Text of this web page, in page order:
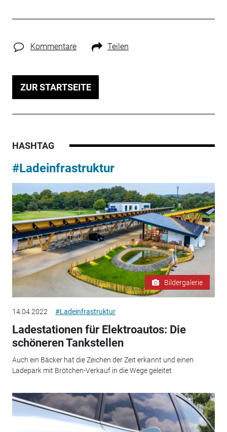
Kommentare Teilen
ZUR STARTSEITE
HASHTAG
#Ladeinfrastruktur
Bildergalerie
14.04.2022 #Ladeinfrastruktur
Ladestationen für Elektroautos: Die
schöneren Tankstellen
Auch ein Bäcker hat die Zeichen der Zeit erkannt und einen
Ladepark mit Brötchen-Verkauf in die Wege geleitet